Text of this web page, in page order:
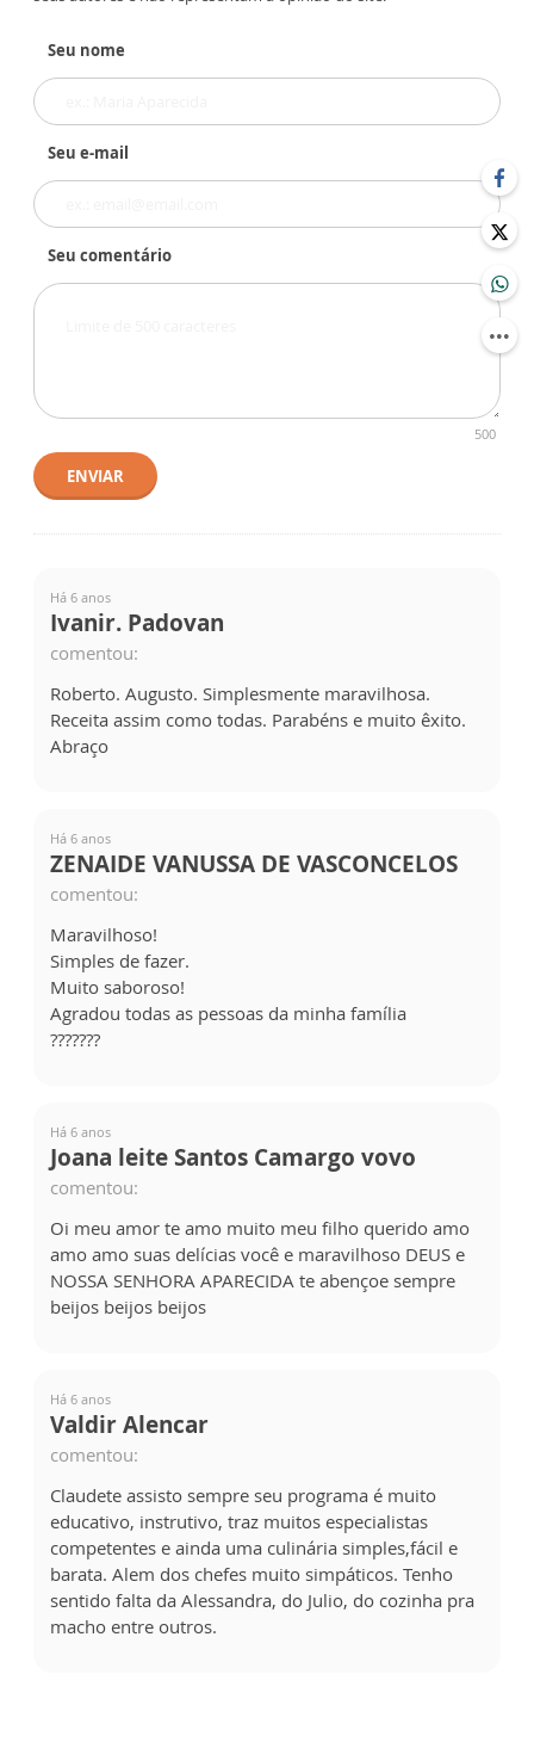
Seu nome
Seu e-mail
Seu comentário
500
ENVIAR
Há 6 anos
Ivanir. Padovan
comentou:
Roberto. Augusto. Simplesmente maravilhosa.
Receita assim como todas. Parabéns e muito êxito.
Abraço
Há 6 anos
ZENAIDE VANUSSA DE VASCONCELOS
comentou:
Maravilhoso!
Simples de fazer.
Muito saboroso!
Agradou todas as pessoas da minha família
???????
Há 6 anos
Joana leite Santos Camargo vovo
comentou:
Oi meu amor te amo muito meu filho querido amo
amo amo suas delícias você e maravilhoso DEUS e
NOSSA SENHORA APARECIDA te abençoe sempre
beijos beijos beijos
Há 6 anos
Valdir Alencar
comentou:
Claudete assisto sempre seu programa é muito
educativo, instrutivo, traz muitos especialistas
competentes e ainda uma culinária simples,fácil e
barata. Alem dos chefes muito simpáticos. Tenho
sentido falta da Alessandra, do Julio, do cozinha pra
macho entre outros.